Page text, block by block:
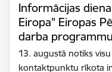
Informācijas
Eiropa" Eiropas
darba
13. augustā notiks
kontaktpunktu rīkota